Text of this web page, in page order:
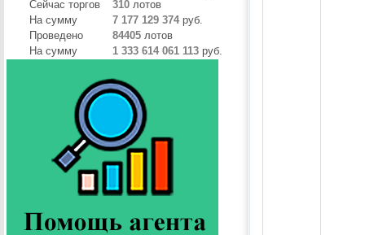
Сейчас торгов
310 лотов
На сумму
7 177 129 374 руб.
Проведено
84405 лотов
На сумму
1 333 614 061 113 руб.